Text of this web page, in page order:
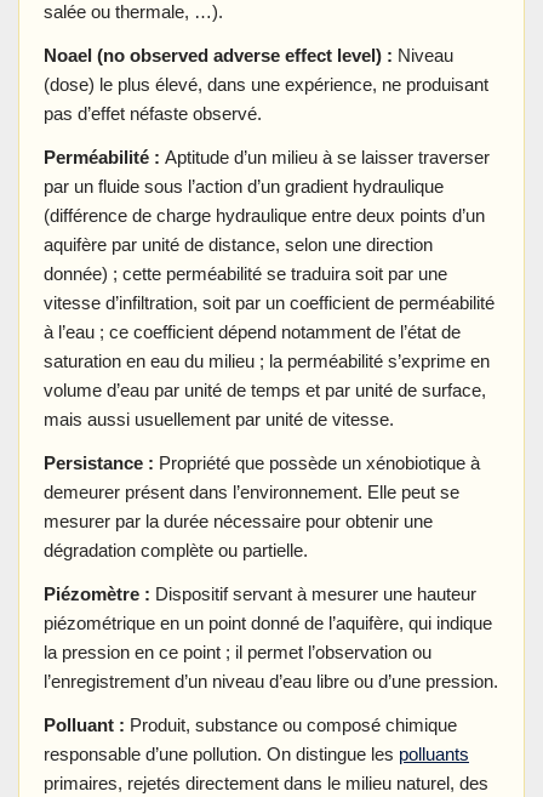
salée ou thermale, …).
Noael (no observed adverse effect level) : Niveau
(dose) le plus élevé, dans une expérience, ne produisant
pas d’effet néfaste observé.
Perméabilité : Aptitude d’un milieu à se laisser traverser
par un fluide sous l’action d’un gradient hydraulique
(différence de charge hydraulique entre deux points d’un
aquifère par unité de distance, selon une direction
donnée) ; cette perméabilité se traduira soit par une
vitesse d’infiltration, soit par un coefficient de perméabilité
à l’eau ; ce coefficient dépend notamment de l’état de
saturation en eau du milieu ; la perméabilité s’exprime en
volume d’eau par unité de temps et par unité de surface,
mais aussi usuellement par unité de vitesse.
Persistance : Propriété que possède un xénobiotique à
demeurer présent dans l’environnement. Elle peut se
mesurer par la durée nécessaire pour obtenir une
dégradation complète ou partielle.
Piézomètre : Dispositif servant à mesurer une hauteur
piézométrique en un point donné de l’aquifère, qui indique
la pression en ce point ; il permet l’observation ou
l’enregistrement d’un niveau d’eau libre ou d’une pression.
Polluant : Produit, substance ou composé chimique
responsable d’une pollution. On distingue les polluants
primaires, rejetés directement dans le milieu naturel, des